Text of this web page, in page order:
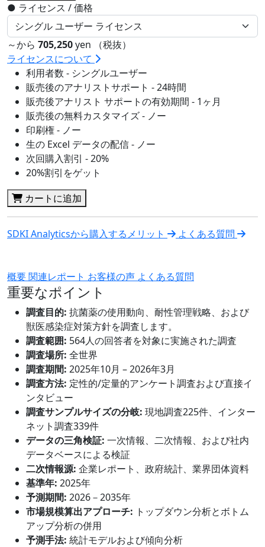
● ライセンス / 価格
～から 705,250yen （税抜）
ライセンスについて
利用者数 - シングルユーザー
販売後のアナリストサポート - 24時間
販売後アナリスト サポートの有効期間 - 1ヶ月
販売後の無料カスタマイズ - ノー
印刷権 - ノー
生の Excel データの配信 - ノー
次回購入割引 - 20%
20%割引をゲット
カートに追加
SDKI Analyticsから購入するメリット よくある質問
概要関連レポート お客様の声 よくある質問
重要なポイント
調査目的: 抗菌薬の使用動向、耐性管理戦略、および
獣医感染症対策方針を調査します。
調査範囲: 564人の回答者を対象に実施された調査
調査場所: 全世界
調査期間: 2025年10月 – 2026年3月
調査方法: 定性的/定量的アンケート調査および直接イ
ンタビュー
調査サンプルサイズの分岐: 現地調査225件、インター
ネット調査339件
データの三角検証: 一次情報、二次情報、および社内
データベースによる検証
二次情報源: 企業レポート、政府統計、業界団体資料
基準年: 2025年
予測期間: 2026－2035年
市場規模算出アプローチ: トップダウン分析とボトム
アップ分析の併用
予測手法: 統計モデルおよび傾向分析